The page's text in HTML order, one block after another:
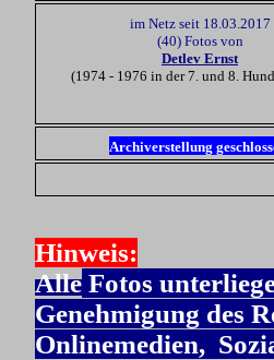
im Netz seit 18.03.2017
(40) Fotos von
Detlev Ernst
(1974 - 1976 in der 7. und 8.
Archiverstellung
Hinweis:
Alle Fotos
Genehmigung des
Onlinemedien,